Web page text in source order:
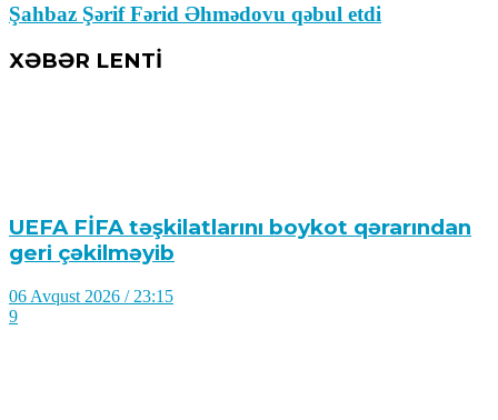
Şahbaz Şərif Fərid Əhmədovu qəbul etdi
XƏBƏR LENTİ
UEFA FİFA təşkilatlarını boykot qərarından
geri çəkilməyib
06 Avqust 2026 / 23:15
9